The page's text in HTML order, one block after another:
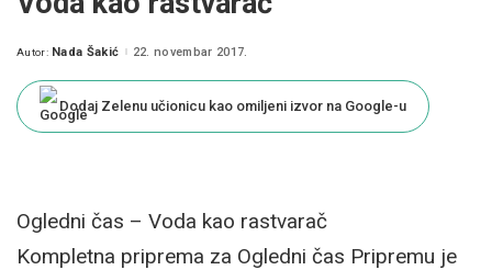
Posted
Autor: Nada Šakić 22. novembar 2017.
Dodaj Zelenu učionicu kao omiljeni izvor na Google-u
Ogledni čas – Voda kao rastvarač
Kompletna priprema za Ogledni čas Pripremu je